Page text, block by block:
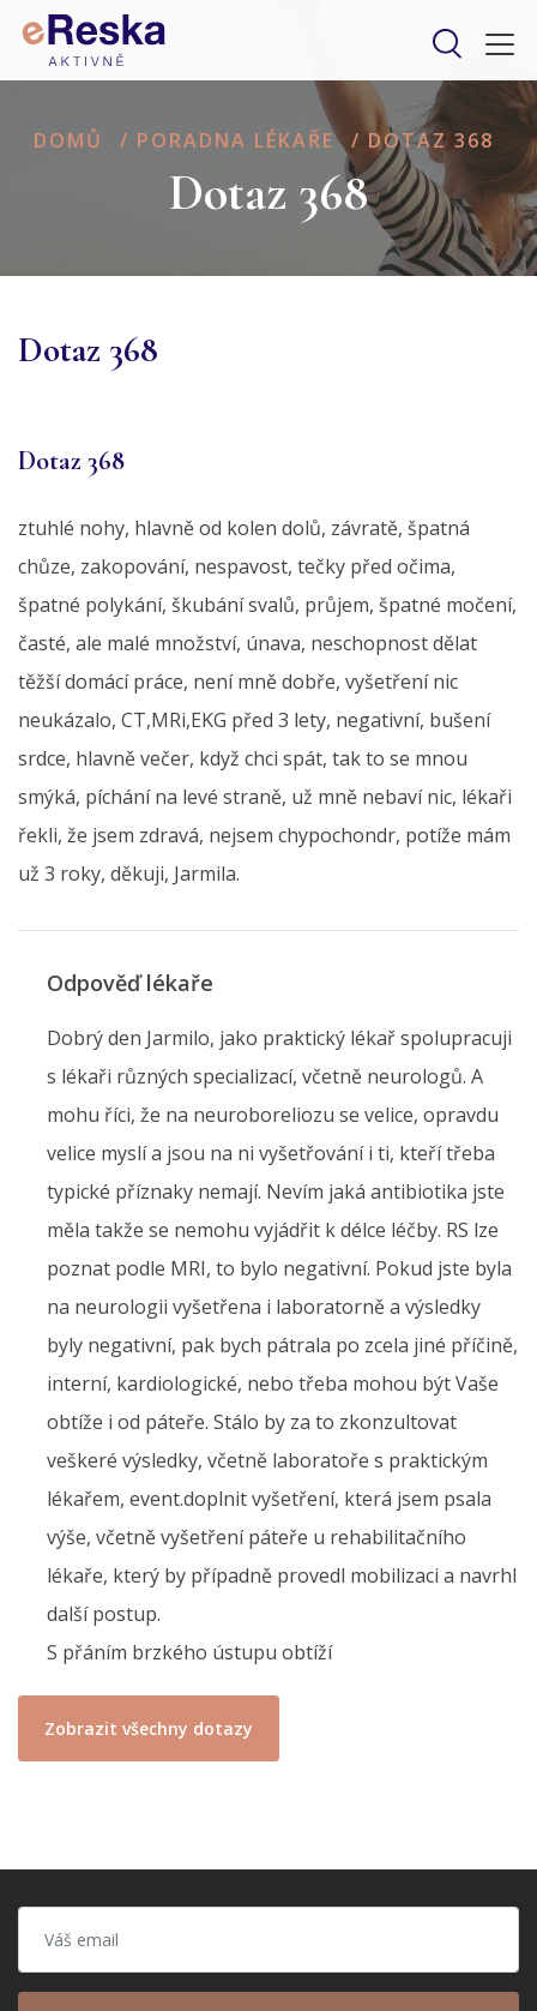
DOMŮ / PORADNA LÉKAŘE / DOTAZ 368
Dotaz 368
Dotaz 368
Dotaz 368
ztuhlé nohy, hlavně od kolen dolů, závratě, špatná
chůze, zakopování, nespavost, tečky před očima,
špatné polykání, škubání svalů, průjem, špatné močení,
časté, ale malé množství, únava, neschopnost dělat
těžší domácí práce, není mně dobře, vyšetření nic
neukázalo, CT,MRi,EKG před 3 lety, negativní, bušení
srdce, hlavně večer, když chci spát, tak to se mnou
smýká, píchání na levé straně, už mně nebaví nic, lékaři
řekli, že jsem zdravá, nejsem chypochondr, potíže mám
už 3 roky, děkuji, Jarmila.
Odpověď lékaře
Dobrý den Jarmilo, jako praktický lékař spolupracuji
s lékaři různých specializací, včetně neurologů. A
mohu říci, že na neuroboreliozu se velice, opravdu
velice myslí a jsou na ni vyšetřování i ti, kteří třeba
typické příznaky nemají. Nevím jaká antibiotika jste
měla takže se nemohu vyjádřit k délce léčby. RS lze
poznat podle MRI, to bylo negativní. Pokud jste byla
na neurologii vyšetřena i laboratorně a výsledky
byly negativní, pak bych pátrala po zcela jiné příčině,
interní, kardiologické, nebo třeba mohou být Vaše
obtíže i od páteře. Stálo by za to zkonzultovat
veškeré výsledky, včetně laboratoře s praktickým
lékařem, event.doplnit vyšetření, která jsem psala
výše, včetně vyšetření páteře u rehabilitačního
lékaře, který by případně provedl mobilizaci a navrhl
další postup.
S přáním brzkého ústupu obtíží
Zobrazit všechny dotazy